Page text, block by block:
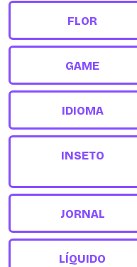
FLOR
GAME
IDIOMA
INSETO
JORNAL
LÍQUIDO